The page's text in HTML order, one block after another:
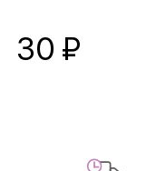
30 ₽